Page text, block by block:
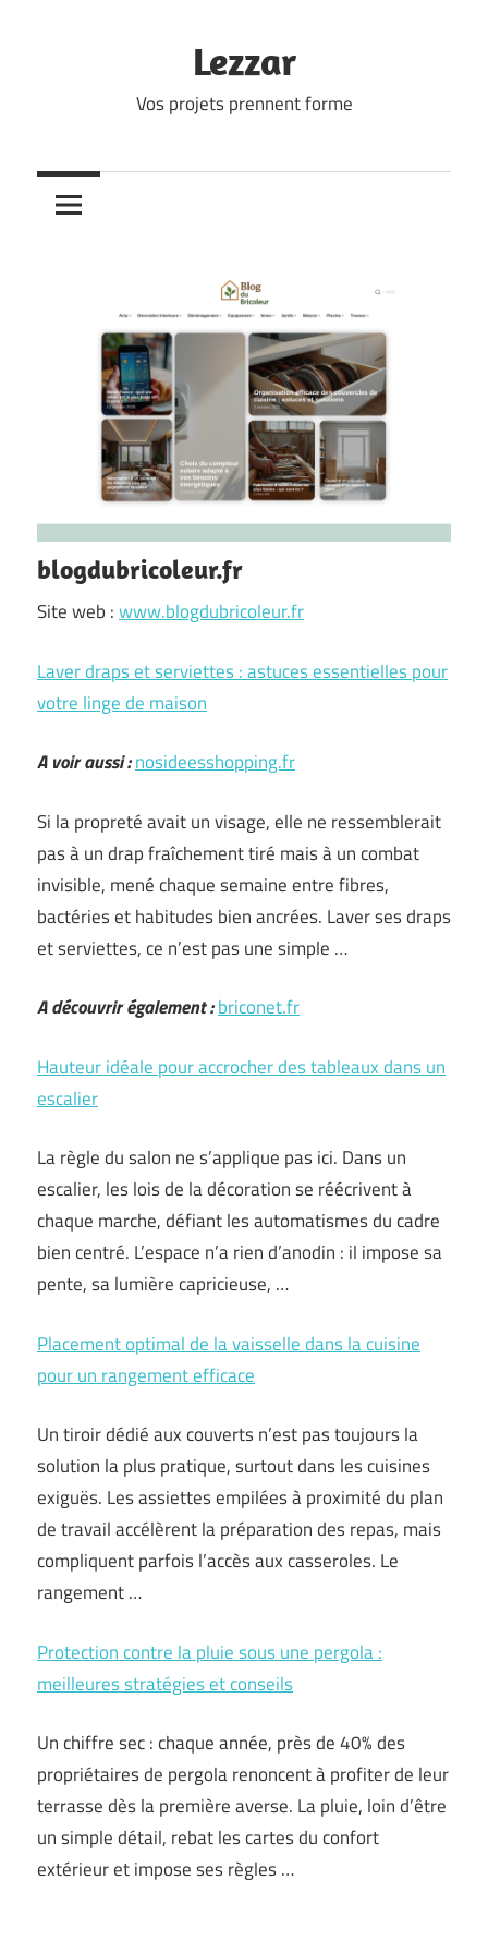
Lezzar
Vos projets prennent forme
blogdubricoleur.fr
Site web :www.blogdubricoleur.fr
Laver draps et serviettes : astuces essentielles pour
votre linge de maison
A voir aussi :nosideesshopping.fr
Si la propreté avait un visage, elle ne ressemblerait
pas à un drap fraîchement tiré mais à un combat
invisible, mené chaque semaine entre fibres,
bactéries et habitudes bien ancrées. Laver ses draps
et serviettes, ce n’est pas une simple …
A découvrir également :briconet.fr
Hauteur idéale pour accrocher des tableaux dans un
escalier
La règle du salon ne s’applique pas ici. Dans un
escalier, les lois de la décoration se réécrivent à
chaque marche, défiant les automatismes du cadre
bien centré. L’espace n’a rien d’anodin : il impose sa
pente, sa lumière capricieuse, …
Placement optimal de la vaisselle dans la cuisine
pour un rangement efficace
Un tiroir dédié aux couverts n’est pas toujours la
solution la plus pratique, surtout dans les cuisines
exiguës. Les assiettes empilées à proximité du plan
de travail accélèrent la préparation des repas, mais
compliquent parfois l’accès aux casseroles. Le
rangement …
Protection contre la pluie sous une pergola :
meilleures stratégies et conseils
Un chiffre sec : chaque année, près de 40% des
propriétaires de pergola renoncent à profiter de leur
terrasse dès la première averse. La pluie, loin d’être
un simple détail, rebat les cartes du confort
extérieur et impose ses règles …